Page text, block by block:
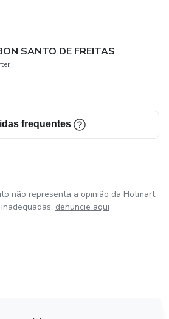
SANTO DE FREITAS
frequentes
não representa a opinião da Hotmart.
denuncie aqui